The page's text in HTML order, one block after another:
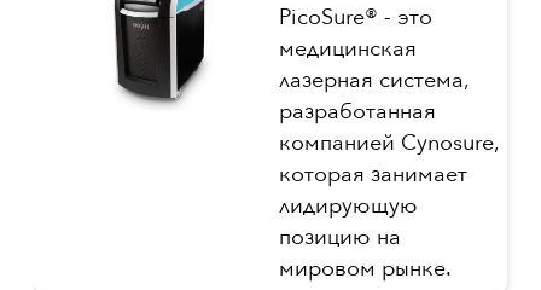
PicoSure® - это
медицинская
лазерная система,
разработанная
компанией Cynosure,
которая занимает
лидирующую
позицию на
мировом рынке.